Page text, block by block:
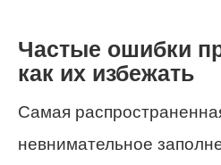
Частые ошибки
как их избежать
Самая
невнимательное